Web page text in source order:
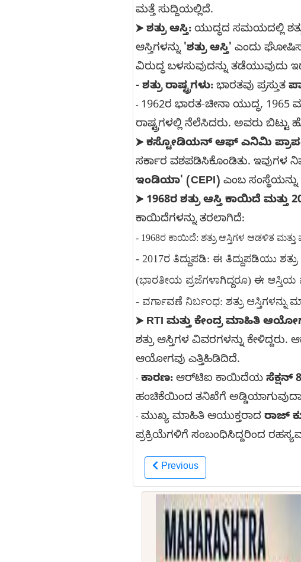
ಮತ್ತೆ ಸುದ್ದಿಯಲ್ಲಿದೆ.
➤ ಶತ್ರು ಆಸ್ತಿ: ಯುದ್ಧದ ಸಮಯದಲ್ಲಿ
ಆಸ್ತಿಗಳನ್ನು 'ಶತ್ರು ಆಸ್ತಿ' ಎಂದು
ವಿರುದ್ಧ ಬಳಸುವುದನ್ನು ತಡೆಯುವುದು
- ಶತ್ರು ರಾಷ್ಟ್ರಗಳು: ಭಾರತವು ಪ್ರಸ್ತುತ
- 1962ರ ಭಾರತ-ಚೀನಾ ಯುದ್ಧ, 1965
ರಾಷ್ಟ್ರಗಳಲ್ಲಿ ನೆಲೆಸಿದರು. ಅವರು ಬಿಟ್ಟು
➤ ಕಸ್ಟೋಡಿಯನ್ ಆಫ್ ಎನಿಮಿ
ಸರ್ಕಾರ ವಶಪಡಿಸಿಕೊಂಡಿತು. ಇವುಗಳ
ಇಂಡಿಯಾ' (CEPI) ಎಂಬ
➤ 1968ರ ಶತ್ರು ಆಸ್ತಿ ಕಾಯಿದೆ ಮತ್ತು
ಕಾಯಿದೆಗಳನ್ನು ತರಲಾಗಿದೆ:
- 1968ರ ಕಾಯಿದೆ: ಶತ್ರು ಆಸ್ತಿಗಳ ಆಡಳಿತ
- 2017ರ ತಿದ್ದುಪಡಿ: ಈ ತಿದ್ದುಪಡಿಯು ಶತ್ರು
(ಭಾರತೀಯ ಪ್ರಜೆಗಳಾಗಿದ್ದರೂ) ಈ ಆಸ್ತಿಯ
- ವರ್ಗಾವಣೆ ನಿರ್ಬಂಧ: ಶತ್ರು
➤ RTI ಮತ್ತು ಕೇಂದ್ರ ಮಾಹಿತಿ
ಶತ್ರು ಆಸ್ತಿಗಳ ವಿವರಗಳನ್ನು
ಆಯೋಗವು ಎತ್ತಿಹಿಡಿದಿದೆ.
- ಕಾರಣ: ಆರ್‌ಟಿಐ ಕಾಯಿದೆಯ ಸೆಕ್ಷನ್
ಹಂಚಿಕೆಯಿಂದ ತನಿಖೆಗೆ
- ಮುಖ್ಯ ಮಾಹಿತಿ ಆಯುಕ್ತರಾದ ರಾಜ್
ಪ್ರಕ್ರಿಯೆಗಳಿಗೆ ಸಂಬಂಧಿಸಿದ್ದರಿಂದ
Previous